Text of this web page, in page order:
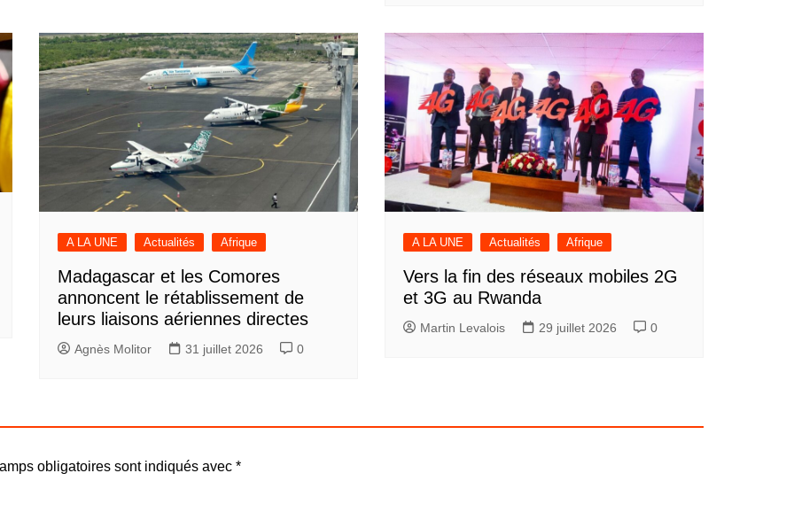
A LA UNE Actualités Afrique
Madagascar et les Comores
annoncent le rétablissement de
leurs liaisons aériennes directes
Agnès Molitor 31 juillet 2026 0
A LA UNE Actualités Afrique
Vers la fin des réseaux mobiles 2G
et 3G au Rwanda
Martin Levalois 29 juillet 2026 0
obligatoires sont indiqués avec *